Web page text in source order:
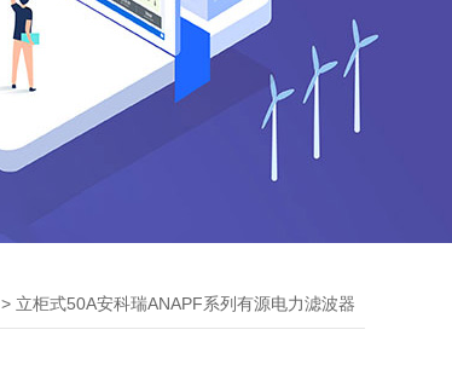
> 立柜式50A安科瑞ANAPF系列有源电力滤波器